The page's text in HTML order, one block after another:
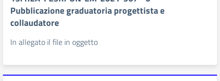
Pubblicazione graduatoria progettista e
collaudatore
In allegato il file in oggetto